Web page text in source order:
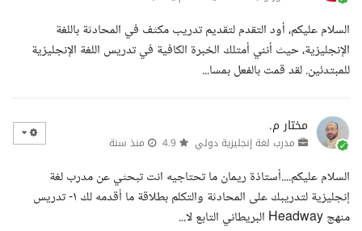
السلام عليكم، أود التقدم لتقديم تدريب مكثف في المحادثة باللغة
الإنجليزية، حيث أنني أمتلك الخبرة الكافية في تدريس اللغة الإنجليزية
للمبتدئين. لقد قمت بالفعل بمسا...
مختار م.
مدرب لغة إنجليزية دولي منذ سنة
السلام عليكم....أستاذة ريمان ما تحتاجيه انت تبحثي عن مدرب لغة
إنجليزية لتدريبك على المحادثة والتكلم بطلاقة ما أقدمه لك ١- تدريس
منهج Headway البريطاني التابع لا...